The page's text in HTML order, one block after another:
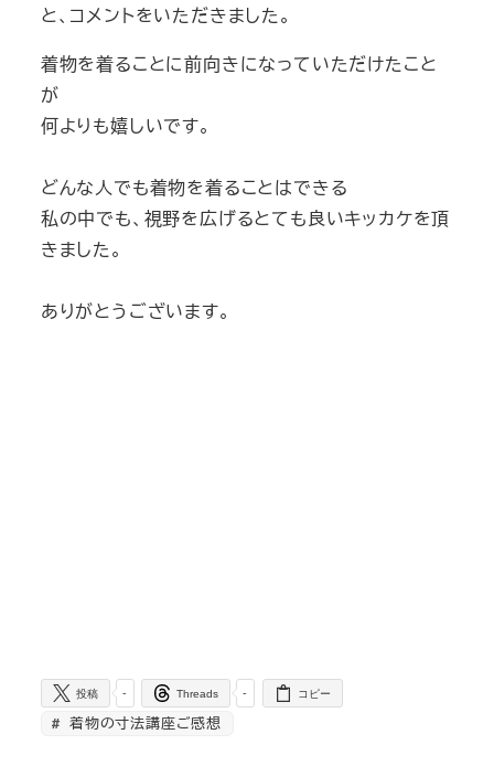
と、コメントをいただきました。
着物を着ることに前向きになっていただけたこと
が
何よりも嬉しいです。
どんな人でも着物を着ることはできる
私の中でも、視野を広げるとても良いキッカケを頂
きました。
ありがとうございます。
-
投稿 -
Threads コピー
着物の寸法講座ご感想